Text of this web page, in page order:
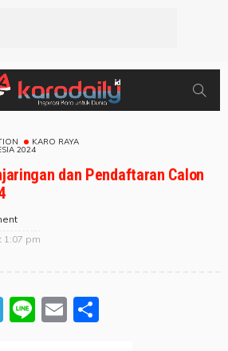
KARO RAYA
2024
dan Pendaftaran Calon
1:07 pm
Telegram
LineEmail